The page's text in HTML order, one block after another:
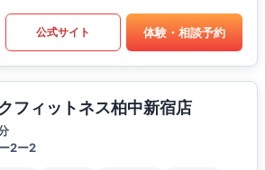
公式サイト 体験・相談予約
フィットネス柏中新宿店
2ー2